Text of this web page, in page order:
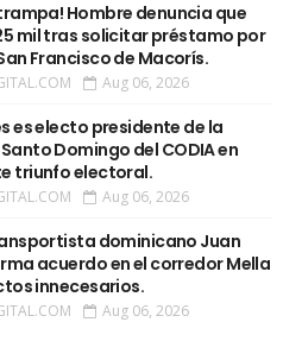
Hombre denuncia que
mil tras solicitar préstamo por
Francisco de Macorís.
Aug 06, 2026
es electo presidente de la
Domingo del CODIA en
triunfo electoral.
Aug 06, 2026
dominicano Juan
acuerdo en el corredor Mella
innecesarios.
Aug 06, 2026